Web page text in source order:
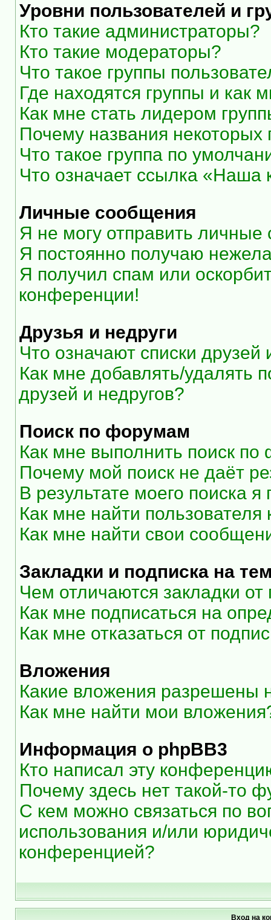
Уровни пользователей и
Кто такие администраторы?
Кто такие модераторы?
Что такое группы
Где находятся группы и как
Как мне стать лидером
Почему названия
Что такое группа по
Что означает ссылка «Наша
Личные сообщения
Я не могу отправить
Я постоянно получаю
Я получил спам или
конференции!
Друзья и недруги
Что означают списки друзей
Как мне добавлять/удалять
друзей и недругов?
Поиск по форумам
Как мне выполнить поиск
Почему мой поиск не даёт
В результате моего поиска
Как мне найти
Как мне найти свои
Закладки и подписка на
Чем отличаются закладки от
Как мне подписаться на
Как мне отказаться от
Вложения
Какие вложения разрешены
Как мне найти мои
Информация о phpBB3
Кто написал эту
Почему здесь нет такой-то
С кем можно связаться по
использования и/или
конференцией?
Вход на